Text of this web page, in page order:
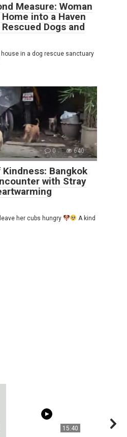
Measure: Woman
into a Haven
Dogs and
in a dog rescue sanctuary
0 640
Bangkok
with Stray
her cubs hungry
A kind
15:40